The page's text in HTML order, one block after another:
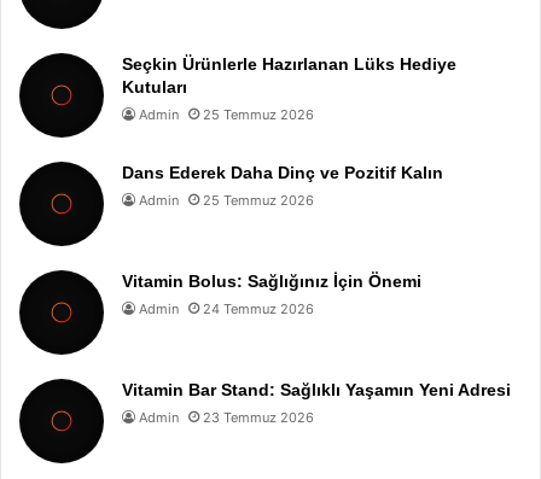
Seçkin Ürünlerle Hazırlanan Lüks Hediye
Kutuları
Admin 25 Temmuz 2026
Dans Ederek Daha Dinç ve Pozitif Kalın
Admin 25 Temmuz 2026
Vitamin Bolus: Sağlığınız İçin Önemi
Admin 24 Temmuz 2026
Vitamin Bar Stand: Sağlıklı Yaşamın Yeni Adresi
Admin 23 Temmuz 2026